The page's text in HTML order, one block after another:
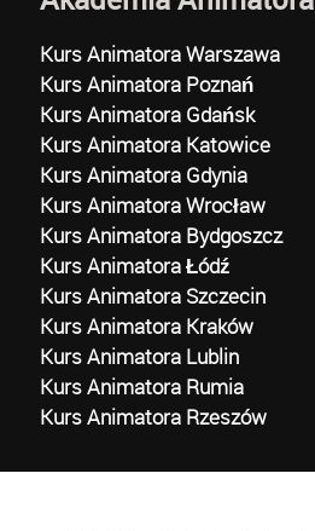
Kurs Animatora Warszawa
Kurs Animatora Poznań
Kurs Animatora Gdańsk
Kurs Animatora Katowice
Kurs Animatora Gdynia
Kurs Animatora Wrocław
Kurs Animatora Bydgoszcz
Kurs Animatora Łódź
Kurs Animatora Szczecin
Kurs Animatora Kraków
Kurs Animatora Lublin
Kurs Animatora Rumia
Kurs Animatora Rzeszów